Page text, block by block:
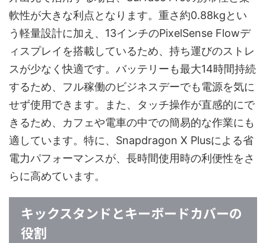
軟性が大きな利点となります。重さ約0.88kgとい
う軽量設計に加え、13インチのPixelSense Flowデ
ィスプレイを搭載しているため、持ち運びのストレ
スが少なく快適です。バッテリーも最大14時間持続
するため、フル稼働のビジネスデーでも電源を気に
せず使用できます。また、タッチ操作が直感的にで
きるため、カフェや電車の中での簡易的な作業にも
適しています。特に、Snapdragon X Plusによる省
電力パフォーマンスが、長時間使用時の利便性をさ
らに高めています。
キックスタンドとキーボードカバーの
役割